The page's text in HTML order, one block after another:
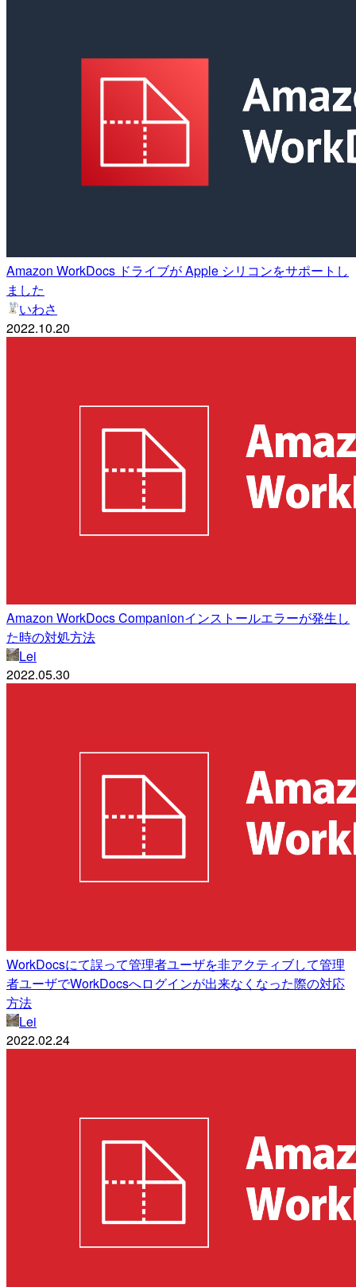
Amazon WorkDocs ドライブが Apple シリコンをサポートし
ました
いわさ
2022.10.20
Amazon WorkDocs Companionインストールエラーが発生し
た時の対処方法
Lei
2022.05.30
WorkDocsにて誤って管理者ユーザを非アクティブして管理
者ユーザでWorkDocsへログインが出来なくなった際の対応
方法
Lei
2022.02.24